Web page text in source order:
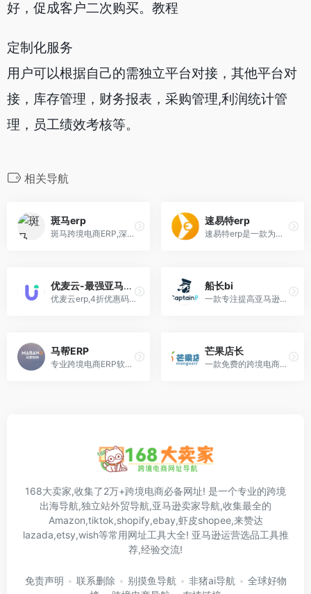
好，促成客户二次购买。教程
定制化服务
用户可以根据自己的需独立平台对接，其他平台对
接，库存管理，财务报表，采购管理,利润统计管
理，员工绩效考核等。
相关导航
斑马erp
斑马跨境电商ERP,深度对接亚马逊,日本乐天,沃尔玛,Shopify,店匠,有赞AllValue,Shopline,WooCommerce,WordPress跨境电商独立站以及雅虎,Shopee等跨境电商平台,一站连接卖家,平台端,物流商,致力于解决跨境电商卖家痛点,深度发掘用户需求,帮助跨境卖家更加灵活高效地处理跨境电商业务,帮助跨境卖家实现多平台多店铺统一管理,降低成本,提高工作效率,提升利润率
速易特erp
速易特erp是一款为跨境电商卖家提供精细化运营的管理软件,功能包括PPC助手,review管理、FBA补货、亚马逊群发邮件、邮件回复、库存管理、财务报表等,完善的管理流程,助跨境电商卖家实现精细化运营
优麦云-最强亚马逊店铺管理工具
优麦云erp,4折优惠码:DMJ ,跨境电商亚马逊店铺运营管理工具,怎么样,好不好用?
船长bi
一款专注提高亚马逊卖家运营效率和销售利润的亚马逊第三方工具。具备店铺数据分析、FBA库存管理、智能补货、广告管理、智能调价、利润分析、关键词分析工具
马帮ERP
专业跨境电商ERP软件,海外仓储WMS系统 助力跨境外贸企业成为大卖家,170000+个马帮用户的信任
芒果店长
一款免费的跨境电商ERP,全面支持shopee、lazada、amazon、wish、eBay、amazon、aliexpress、dhgate、shopify、虾皮、速卖通、亚马逊, 提供全面的产品采集、产品刊登、订单管理、订单打印....
168大卖家,收集了2万+跨境电商必备网址! 是一个专业的跨境
出海导航,独立站外贸导航,亚马逊卖家导航,收集最全的
Amazon,tiktok,shopify,ebay,虾皮shopee,来赞达
lazada,etsy,wish等常用网址工具大全! 亚马逊运营选品工具推
荐,经验交流!
免责声明 联系删除 别摸鱼导航 非猪ai导航
全球好物